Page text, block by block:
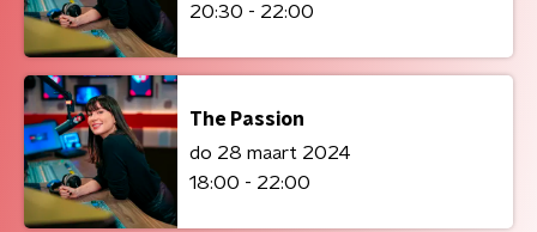
20:30 - 22:00
The Passion
do 28 maart 2024
18:00 - 22:00